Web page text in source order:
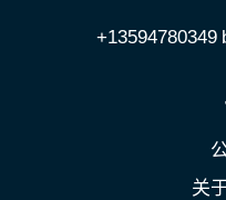
+13594780349
关